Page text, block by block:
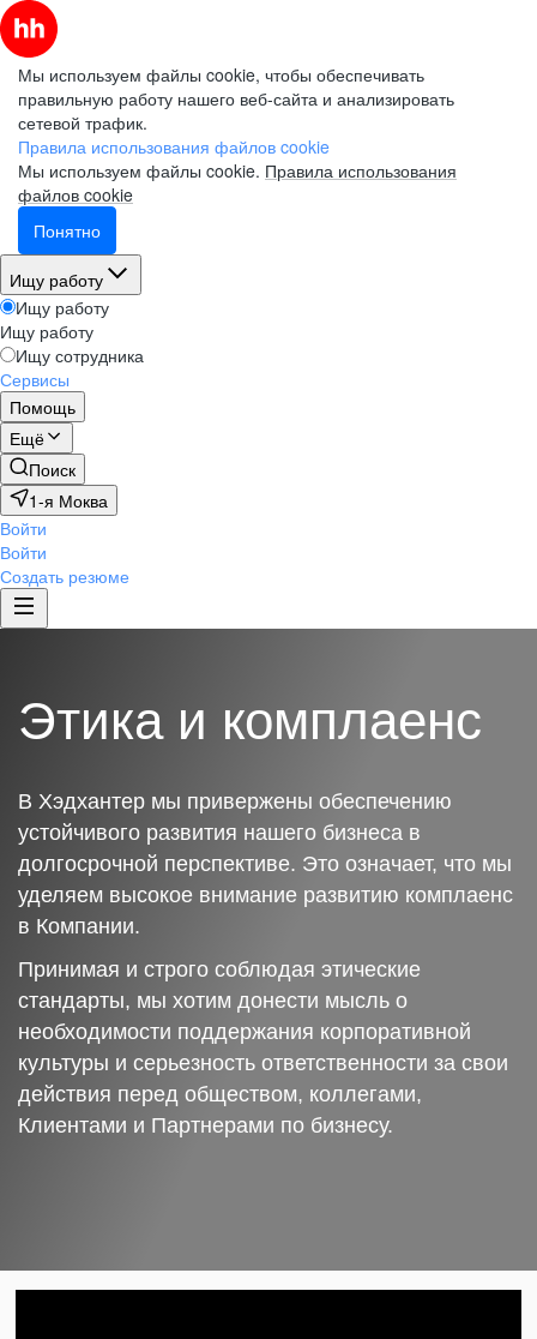
Мы используем файлы cookie, чтобы обеспечивать
правильную работу нашего веб-сайта и анализировать
сетевой трафик.
Правила использования файлов cookie
Мы используем файлы cookie. Правила использования
файлов cookie
Понятно
Ищу работу
Ищу работу
Ищу работу
Ищу сотрудника
Сервисы
Помощь
Ещё
Поиск
1-я Моква
Войти
Войти
Создать резюме
Этика и комплаенс
В Хэдхантер мы привержены обеспечению
устойчивого развития нашего бизнеса в
долгосрочной перспективе. Это означает, что мы
уделяем высокое внимание развитию комплаенс
в Компании.
Принимая и строго соблюдая этические
стандарты, мы хотим донести мысль о
необходимости поддержания корпоративной
культуры и серьезность ответственности за свои
действия перед обществом, коллегами,
Клиентами и Партнерами по бизнесу.